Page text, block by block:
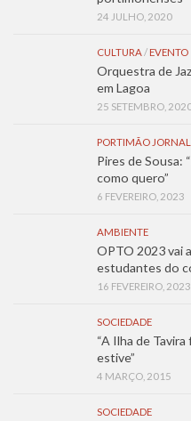
24 JULHO, 2020
CULTURA/ EVENTO
Orquestra de
em Lagoa
25 SETEMBRO,
PORTIMÃO JORNAL
Pires de Sousa:
como quero”
6 FEVEREIRO, 2023
AMBIENTE
OPTO 2023 vai
estudantes do
16 FEVEREIRO, 2023
SOCIEDADE
“A Ilha de
estive”
4 MARÇO, 2015
SOCIEDADE